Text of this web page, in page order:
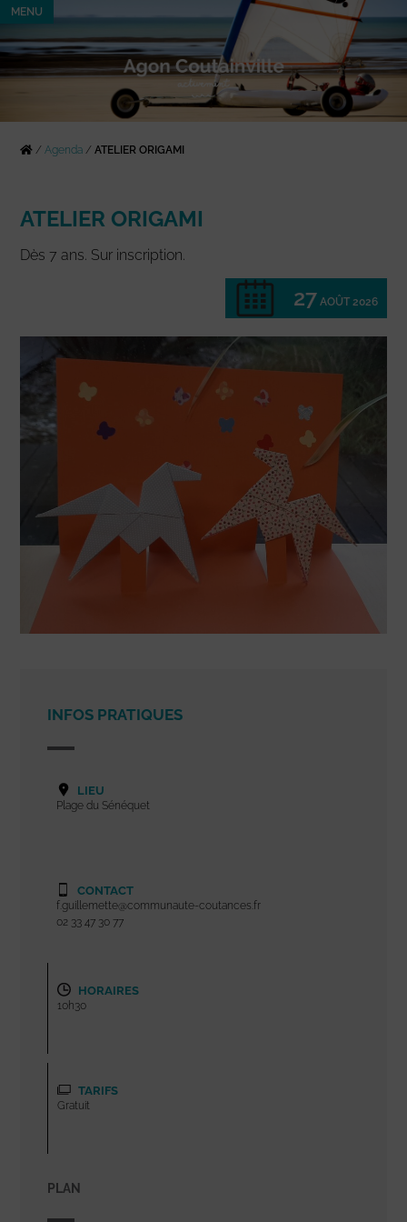
MENU
/Agenda /ATELIER ORIGAMI
ATELIER ORIGAMI
Dès 7 ans. Sur inscription.
27 AOÛT 2026
INFOS PRATIQUES
LIEU
Plage du Sénéquet
CONTACT
f.guillemette@communaute-coutances.fr
02 33 47 30 77
HORAIRES
10h30
TARIFS
Gratuit
PLAN